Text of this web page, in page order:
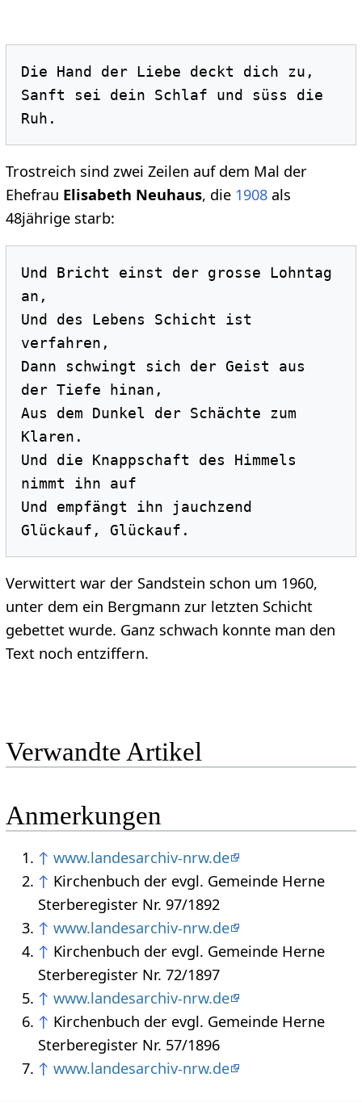
Die Hand der Liebe deckt dich zu,
Sanft sei dein Schlaf und süss die
Trostreich sind zwei Zeilen auf dem Mal der
Ehefrau Elisabeth Neuhaus, die 1908als
48jährige starb:
Und Bricht einst der grosse Lohntag
an,
Und des Lebens Schicht ist
verfahren,
Dann schwingt sich der Geist aus
der Tiefe hinan,
Aus dem Dunkel der Schächte zum
Klaren.
Und die Knappschaft des Himmels
nimmt ihn auf
Und empfängt ihn jauchzend
Verwittert war der Sandstein schon um 1960,
unter dem ein Bergmann zur letzten Schicht
gebettet wurde. Ganz schwach konnte man den
Text noch entziffern.
Verwandte Artikel
Anmerkungen
↑ www.landesarchiv-nrw.de
↑ Kirchenbuch der evgl. Gemeinde Herne
Sterberegister Nr. 97/1892
↑ www.landesarchiv-nrw.de
↑ Kirchenbuch der evgl. Gemeinde Herne
Sterberegister Nr. 72/1897
↑ www.landesarchiv-nrw.de
↑ Kirchenbuch der evgl. Gemeinde Herne
Sterberegister Nr. 57/1896
↑ www.landesarchiv-nrw.de